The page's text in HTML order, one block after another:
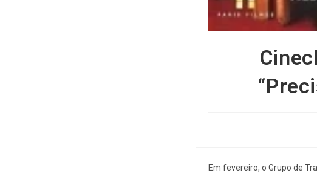
Em fevereiro, o Grupo de